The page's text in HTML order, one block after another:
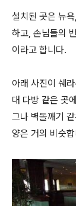
설치된 곳은 뉴
하고, 손님들의
이라고 합니다.
아래 사진이 쉐
대 다방 같은 곳
그나 벽돌깨기
양은 거의 비슷